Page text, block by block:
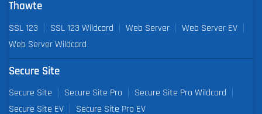
Thawte
SSL 123 SSL 123 Wildcard Web Server
Web Server EV
Web Server Wildcard
Secure Site
Secure Site Secure Site Pro
Secure Site Pro Wildcard
Secure Site EV
Secure Site Pro EV